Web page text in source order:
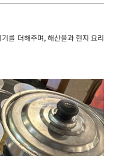
를 더해주며, 해산물과 현지 요리